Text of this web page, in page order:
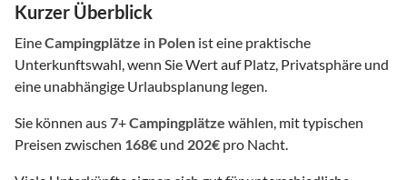
Kurzer Überblick
EineCampingplätze in Polen ist eine praktische
Unterkunftswahl, wenn Sie Wert auf Platz, Privatsphäre und
eine unabhängige Urlaubsplanung legen.
Sie können aus7+Campingplätze wählen, mit typischen
Preisen zwischen 168€ und 202€ pro Nacht.